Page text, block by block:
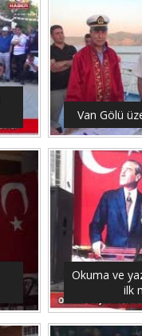
Van Gölü
Okuma ve
ilk